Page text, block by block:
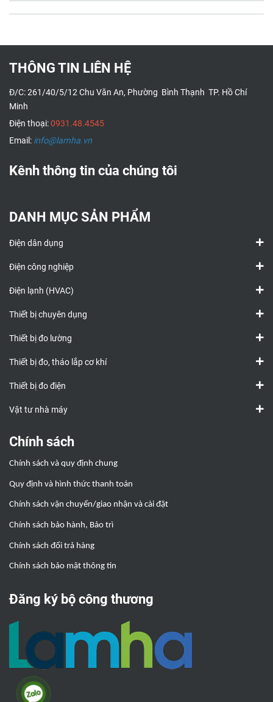
THÔNG TIN LIÊN HỆ
Đ/C: 261/40/5/12 Chu Văn An, Phường Bình Thạnh TP. Hồ Chí
Minh
Điện thoại:0931.48.4545
Email: info@lamha.vn
Kênh thông tin của chúng tôi
DANH MỤC SẢN PHẨM
Điện dân dụng
Điện công nghiệp
Điện lạnh (HVAC)
Thiết bị chuyên dụng
Thiết bị đo lường
Thiết bị đo, tháo lắp cơ khí
Thiết bị đo điện
Vật tư nhà máy
Chính sách
Chính sách và quy định chung
Quy định và hình thức thanh toán
Chính sách vận chuyển/giao nhận và cài đặt
Chính sách bảo hành, Bảo trì
Chính sách đổi trả hàng
Chính sách bảo mật thông tin
Đăng ký bộ công thương